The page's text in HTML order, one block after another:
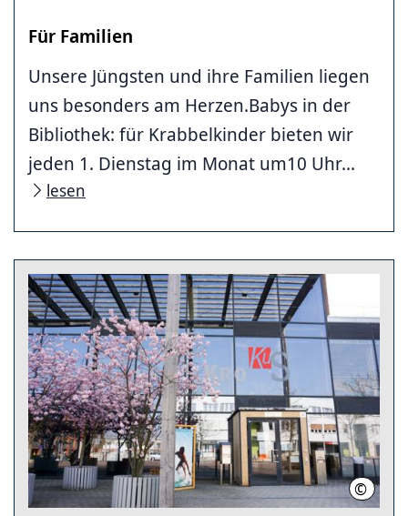
Für Familien
Unsere Jüngsten und ihre Familien liegen
uns besonders am Herzen.Babys in der
Bibliothek: für Krabbelkinder bieten wir
jeden 1. Dienstag im Monat um10 Uhr...
lesen
© LHH